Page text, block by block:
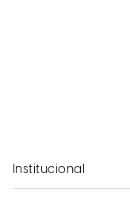
Institucional